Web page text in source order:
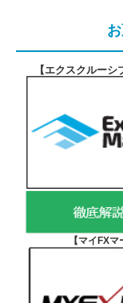
お
【エクスクルーシ
【マイFXマ